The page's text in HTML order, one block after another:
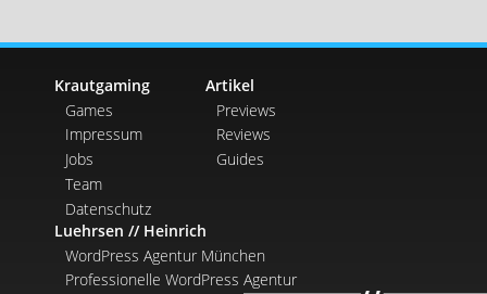
Krautgaming
Games
Impressum
Jobs
Team
Datenschutz
Artikel
Previews
Reviews
Guides
Luehrsen // Heinrich
WordPress Agentur München
Professionelle WordPress Agentur